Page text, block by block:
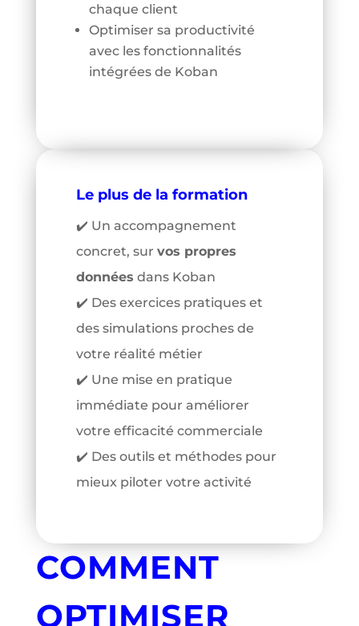
chaque client
Optimiser sa productivité
avec les fonctionnalités
intégrées de Koban
Le plus de la formation
✔️ Un accompagnement
concret, sur vos propres
données dans Koban
✔️ Des exercices pratiques et
des simulations proches de
votre réalité métier
✔️ Une mise en pratique
immédiate pour améliorer
votre efficacité commerciale
✔️ Des outils et méthodes pour
mieux piloter votre activité
COMMENT
OPTIMISER